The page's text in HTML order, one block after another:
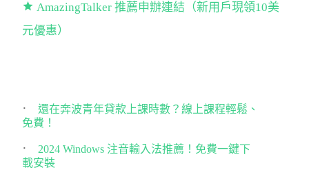
AmazingTalker 推薦申辦連結（新用戶現領10美
元優惠）
還在奔波青年貸款上課時數？線上課程輕鬆、
免費！
2024 Windows 注音輸入法推薦！免費一鍵下
載安裝